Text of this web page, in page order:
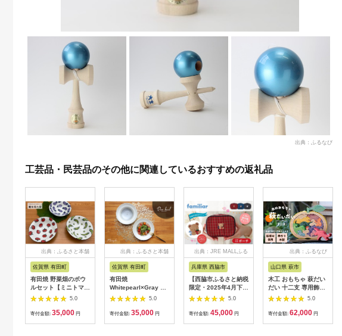
出典：ふるなび
工芸品・民芸品のその他に関連しているおすすめの返礼品
出典：ふるさと本舗
佐賀県 有田町
有田焼 野菜畑のボウ
ルセット【ミニトマ
ト・そら豆・なすび】
鷹巣瑞光堂 皿食器 器
取り皿 3枚 野菜柄 ボ
5.0
寄付金額: 35,000 円
出典：ふるさと本舗
佐賀県 有田町
有田焼
Whitepearl×Gray リ
ムボウル 2個セット
【まるふくオリジナ
ル】食器 器 うつわ 皿
5.0
寄付金額: 35,000 円
出典：JRE MALLふる
兵庫県 西脇市
【西脇市ふるさと納税
限定・2025年4月下旬
以降お届け予定】ファ
ミリア（familiar）
ポーチ（680022）
5.0
寄付金額: 45,000 円
出典：ふるなび
山口県 萩市
木工 おもちゃ 萩だい
だい 十二支 専用飾り
台付 工芸品
5.0
寄付金額: 62,000 円